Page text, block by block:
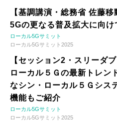
【基調講演・総務省 佐藤
5Gの更なる普及拡大に向け
ローカル5Gサミット
ローカル5Gサミット2025
【セッション2・スリーダ
ローカル５Ｇの最新トレ
なシン・ローカル５Ｇシス
機能もご紹介
ローカル5Gサミット
ローカル5Gサミット2025